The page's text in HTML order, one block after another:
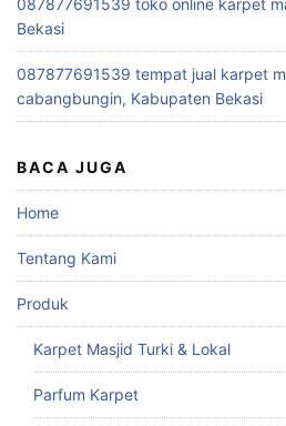
Bekasi
087877691539 tempat jual karpet
cabangbungin, Kabupaten Bekasi
BACA JUGA
Home
Tentang Kami
Produk
Karpet Masjid Turki & Lokal
Parfum Karpet